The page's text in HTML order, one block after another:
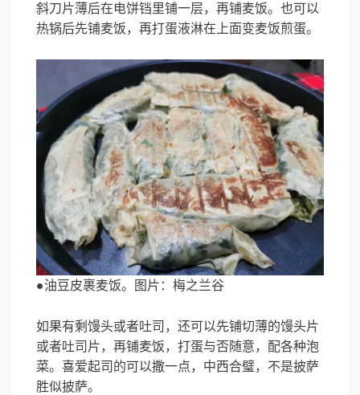
斜刀片薄后在电饼铛里铺一层，再铺麦饭。也可以
热锅后先铺麦饭，再打蛋液淋在上面变麦饭煎蛋。
●油豆皮裹麦饭。图片：梅之兰谷
如果有剩馒头或者吐司，还可以先铺切薄的馒头片
或者吐司片，再铺麦饭，打蛋与否随意，配各种泡
菜。喜爱起司的可以撒一点，中西合璧，不是披萨
胜似披萨。